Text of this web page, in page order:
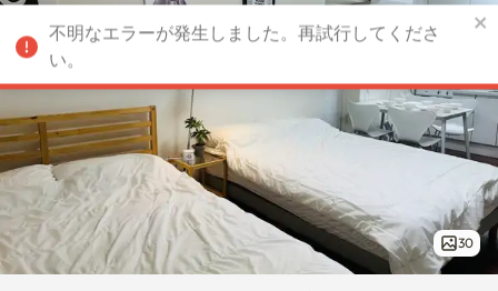
Sinsa–Nonhyeon / Maison
JPY
30
不明なエラーが発生しました。再試行してくださ
い。